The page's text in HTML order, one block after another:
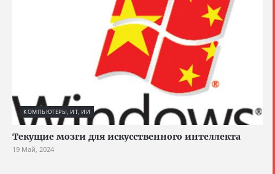
КОМПЬЮТЕРЫ, ИТ, ИИ
Текущие мозги для искусственного интеллекта
19 Май, 2024